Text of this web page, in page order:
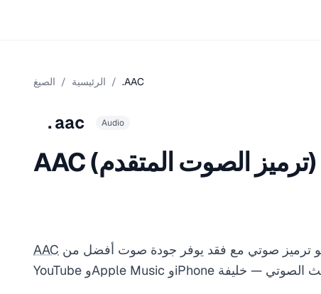
الرئيسية / الصيغ / .AAC
.aac Audio
AAC (ترميز الصوت المتقدم)
AAC